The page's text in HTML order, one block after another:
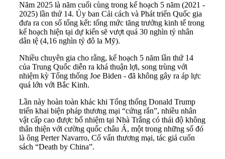
Năm 2025 là năm cuối cùng trong kế hoạch 5 năm (2021 -
2025) lần thứ 14. Ủy ban Cải cách và Phát triển Quốc gia
đưa ra con số tổng kết: tổng mức tăng trưởng kinh tế trong
kế hoạch hiện tại dự kiến sẽ vượt quá 30 nghìn tỷ nhân
dân tệ (4,16 nghìn tỷ đô la Mỹ).
Nhiều chuyên gia cho rằng, kế hoạch 5 năm lần thứ 14
của Trung Quốc diễn ra khá thuận lợi, song trùng với
nhiệm kỳ Tổng thống Joe Biden - đã không gây ra áp lực
quá lớn với Bắc Kinh.
Lần này hoàn toàn khác khi Tổng thống Donald Trump
triển khai biện pháp thương mại “cứng rắn”, nhiều nhân
vật cấp cao được bổ nhiệm tại Nhà Trắng có thái độ không
thân thiện với cường quốc châu Á, một trong những số đó
là ông Perter Navarro, Cố vấn thương mại, tác giả cuốn
sách “Death by China”.